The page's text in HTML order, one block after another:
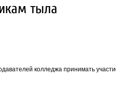
тыла
колледжа принимать